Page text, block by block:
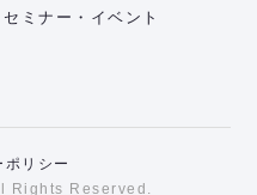
セミナー・イベント
ポリシー
Reserved.